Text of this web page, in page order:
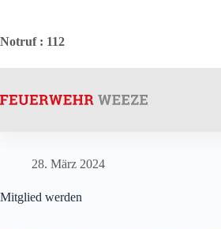
springen
Notruf: 112
28. März 2024
Mitglied werden